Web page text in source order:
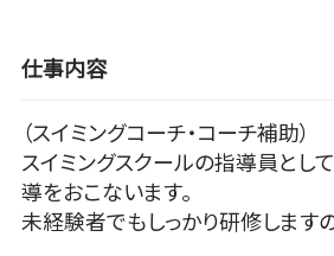
仕事内容
（スイミングコーチ・コーチ補助）
スイミングスクールの指導員とし
導をおこないます。
未経験者でもしっかり研修します